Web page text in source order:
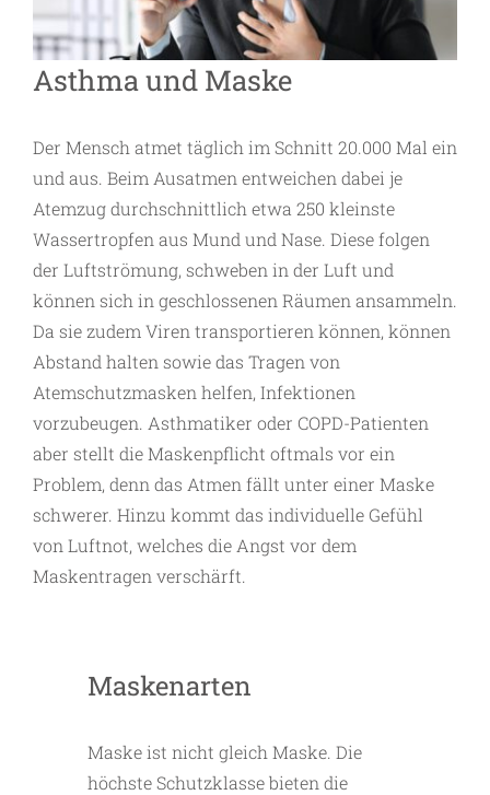
Asthma und Maske
Der Mensch atmet täglich im Schnitt 20.000 Mal ein
und aus. Beim Ausatmen entweichen dabei je
Atemzug durchschnittlich etwa 250 kleinste
Wassertropfen aus Mund und Nase. Diese folgen
der Luftströmung, schweben in der Luft und
können sich in geschlossenen Räumen ansammeln.
Da sie zudem Viren transportieren können, können
Abstand halten sowie das Tragen von
Atemschutzmasken helfen, Infektionen
vorzubeugen. Asthmatiker oder COPD-Patienten
aber stellt die Maskenpflicht oftmals vor ein
Problem, denn das Atmen fällt unter einer Maske
schwerer. Hinzu kommt das individuelle Gefühl
von Luftnot, welches die Angst vor dem
Maskentragen verschärft.
Maskenarten
Maske ist nicht gleich Maske. Die
höchste Schutzklasse bieten die